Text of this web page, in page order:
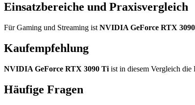
Einsatzbereiche und Praxisvergleich
Für Gaming und Streaming ist NVIDIA GeForce RTX
Kaufempfehlung
NVIDIA GeForce RTX 3090 Ti ist in diesem Vergleich die
Häufige Fragen